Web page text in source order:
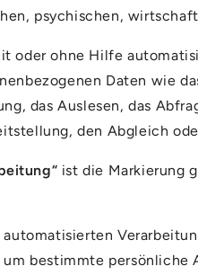
psychischen,
oder ohne Hilfe
Daten wie
das Auslesen, das
den Abgleich
ist die Markierung
bestimmte